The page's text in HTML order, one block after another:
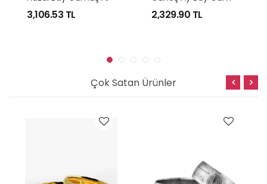
3,106.53 TL 2,329.90 TL
Çok Satan Ürünler